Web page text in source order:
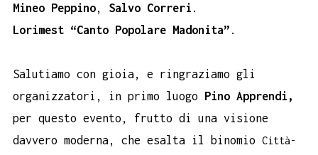
Mineo Peppino, Salvo Correri .
Lorimest “Canto Popolare Madonita” .
Salutiamo con gioia, e ringraziamo gli
organizzatori, in primo luogo
Pino Apprendi,
per questo evento, frutto di una visione
davvero moderna, che esalta il binomio Città-